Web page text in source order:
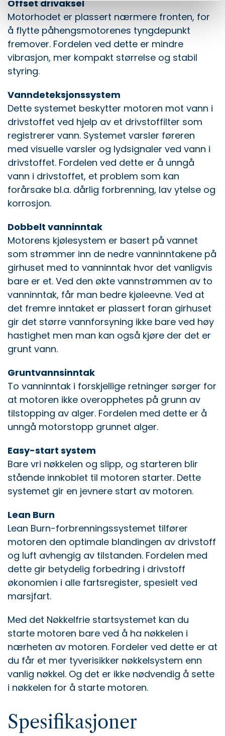
Offset drivaksel
Motorhodet er plassert nærmere fronten, for
å flytte påhengsmotorenes tyngdepunkt
fremover. Fordelen ved dette er mindre
vibrasjon, mer kompakt størrelse og stabil
styring.
Vanndeteksjonssystem
Dette systemet beskytter motoren mot vann i
drivstoffet ved hjelp av et drivstoffilter som
registrerer vann. Systemet varsler føreren
med visuelle varsler og lydsignaler ved vann i
drivstoffet. Fordelen ved dette er å unngå
vann i drivstoffet, et problem som kan
forårsake bl.a. dårlig forbrenning, lav ytelse og
korrosjon.
Dobbelt vanninntak
Motorens kjølesystem er basert på vannet
som strømmer inn de nedre vanninntakene på
girhuset med to vanninntak hvor det vanligvis
bare er et. Ved den økte vannstrømmen av to
vanninntak, får man bedre kjøleevne. Ved at
det fremre inntaket er plassert foran girhuset
gir det større vannforsyning ikke bare ved høy
hastighet men man kan også kjøre der det er
grunt vann.
Gruntvannsinntak
To vanninntak i forskjellige retninger sørger for
at motoren ikke overopphetes på grunn av
tilstopping av alger. Fordelen med dette er å
unngå motorstopp grunnet alger.
Easy-start system
Bare vri nøkkelen og slipp, og starteren blir
stående innkoblet til motoren starter. Dette
systemet gir en jevnere start av motoren.
Lean Burn
Lean Burn-forbrenningssystemet tilfører
motoren den optimale blandingen av drivstoff
og luft avhengig av tilstanden. Fordelen med
dette gir betydelig forbedring i drivstoff
økonomien i alle fartsregister, spesielt ved
marsjfart.
Med det Nøkkelfrie startsystemet kan du
starte motoren bare ved å ha nøkkelen i
nærheten av motoren. Fordeler ved dette er at
du får et mer tyverisikker nøkkelsystem enn
vanlig nøkkel. Og det er ikke nødvendig å sette
i nøkkelen for å starte motoren.
Spesifikasjoner